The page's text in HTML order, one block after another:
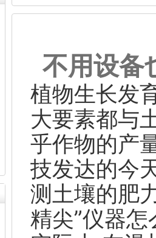
不用设备
植物生长发
大要素都与
乎作物的产
技发达的今
测土壤的肥
精尖”仪器怎